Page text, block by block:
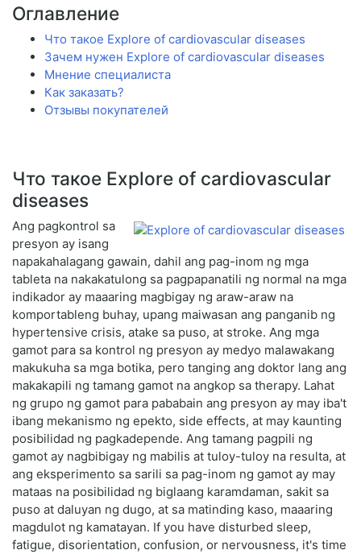
Оглавление
Что такое Explore of cardiovascular diseases
Зачем нужен Explore of cardiovascular diseases
Мнение специалиста
Как заказать?
Отзывы покупателей
Что такое Explore of cardiovascular
diseases
Ang pagkontrol sa
presyon ay isang
napakahalagang gawain, dahil ang pag-inom ng mga
tableta na nakakatulong sa pagpapanatili ng normal na mga
indikador ay maaaring magbigay ng araw-araw na
komportableng buhay, upang maiwasan ang panganib ng
hypertensive crisis, atake sa puso, at stroke. Ang mga
gamot para sa kontrol ng presyon ay medyo malawakang
makukuha sa mga botika, pero tanging ang doktor lang ang
makakapili ng tamang gamot na angkop sa therapy. Lahat
ng grupo ng gamot para pababain ang presyon ay may iba't
ibang mekanismo ng epekto, side effects, at may kaunting
posibilidad ng pagkadepende. Ang tamang pagpili ng
gamot ay nagbibigay ng mabilis at tuloy-tuloy na resulta, at
ang eksperimento sa sarili sa pag-inom ng gamot ay may
mataas na posibilidad ng biglaang karamdaman, sakit sa
puso at daluyan ng dugo, at sa matinding kaso, maaaring
magdulot ng kamatayan. If you have disturbed sleep,
fatigue, disorientation, confusion, or nervousness, it's time